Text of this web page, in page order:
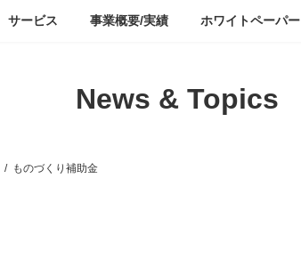
サービス 事業概要/実績 ホワイトペーパー
News & Topics
ものづくり補助金